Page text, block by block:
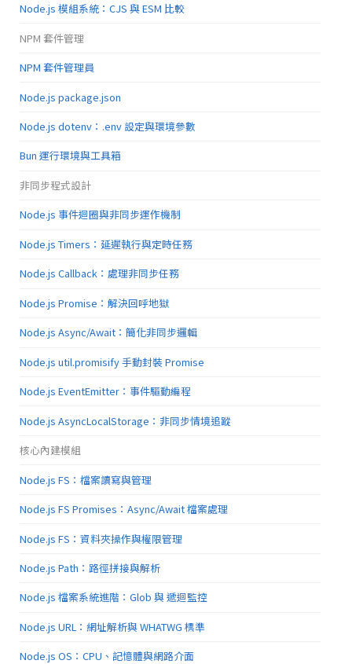
Node.js 模組系統：CJS 與 ESM 比較
NPM 套件管理
NPM 套件管理員
Node.js package.json
Node.js dotenv：.env 設定與環境參數
Bun 運行環境與工具箱
非同步程式設計
Node.js 事件迴圈與非同步運作機制
Node.js Timers：延遲執行與定時任務
Node.js Callback：處理非同步任務
Node.js Promise：解決回呼地獄
Node.js Async/Await：簡化非同步邏輯
Node.js util.promisify 手動封裝 Promise
Node.js EventEmitter：事件驅動編程
Node.js AsyncLocalStorage：非同步情境追蹤
核心內建模組
Node.js FS：檔案讀寫與管理
Node.js FS Promises：Async/Await 檔案處理
Node.js FS：資料夾操作與權限管理
Node.js Path：路徑拼接與解析
Node.js 檔案系統進階：Glob 與 遞迴監控
Node.js URL：網址解析與 WHATWG 標準
Node.js OS：CPU、記憶體與網路介面